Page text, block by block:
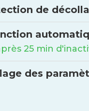
de
25 min
des